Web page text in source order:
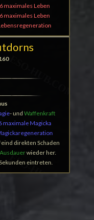
maximales Leben
maximales Leben
- und Waffenkraft
maximale Magicka
direkten Schaden
Ausdauerwieder her.
eintreten.